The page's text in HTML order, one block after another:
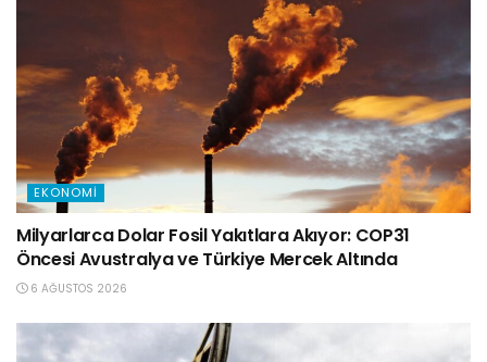
EKONOMI
Milyarlarca Dolar Fosil Yakıtlara Akıyor: COP31
Öncesi Avustralya ve Türkiye Mercek Altında
6 AĞUSTOS 2026